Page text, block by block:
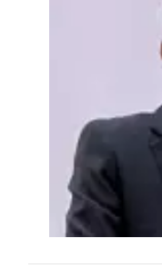
أمير
اليوم السبت
النهائية من ال...